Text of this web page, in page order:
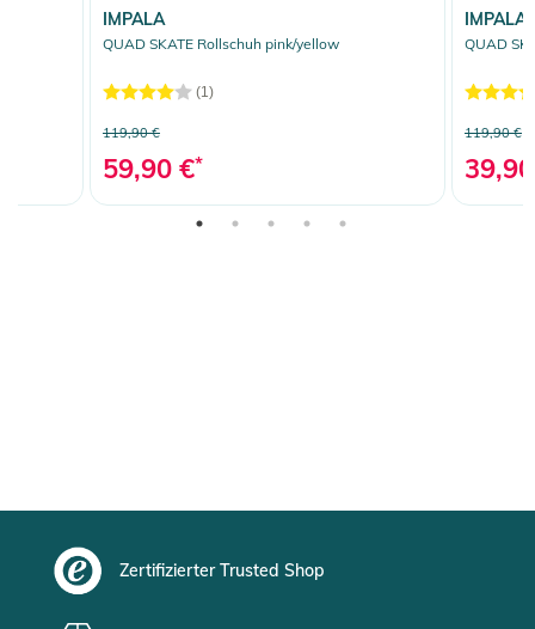
IMPALA
QUAD SKATE Rollschuh pink/yellow
(1)
119,90 €
59,90 €*
IMPALA
QUAD
119,90 €
Zertifizierter Trusted Shop